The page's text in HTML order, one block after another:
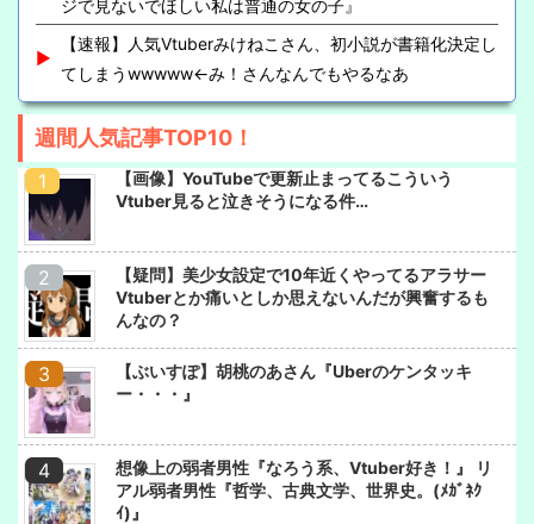
ジで見ないでほしい私は普通の女の子』
【速報】人気Vtuberみけねこさん、初小説が書籍化決定し
てしまうwwwww←み！さんなんでもやるなあ
週間人気記事TOP10！
【画像】YouTubeで更新止まってるこういう
Vtuber見ると泣きそうになる件…
【疑問】美少女設定で10年近くやってるアラサー
Vtuberとか痛いとしか思えないんだが興奮するも
んなの？
【ぶいすぽ】胡桃のあさん『Uberのケンタッキ
ー・・・』
想像上の弱者男性『なろう系、Vtuber好き！』 リ
アル弱者男性『哲学、古典文学、世界史。(ﾒｶﾞﾈｸ
ｲ)』